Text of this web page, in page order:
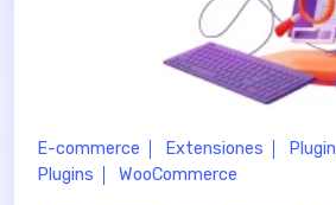
E-commerce Extensiones
Plugins
WooCommerce